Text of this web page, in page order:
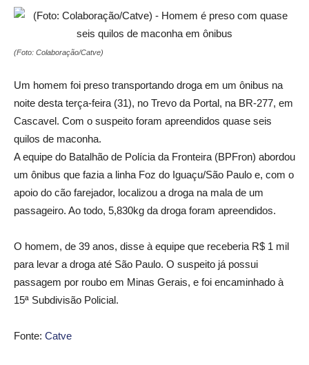
(Foto: Colaboração/Catve)
Um homem foi preso transportando droga em um ônibus na
noite desta terça-feira (31), no Trevo da Portal, na BR-277, em
Cascavel. Com o suspeito foram apreendidos quase seis
quilos de maconha.
A equipe do Batalhão de Polícia da Fronteira (BPFron) abordou
um ônibus que fazia a linha Foz do Iguaçu/São Paulo e, com o
apoio do cão farejador, localizou a droga na mala de um
passageiro. Ao todo, 5,830kg da droga foram apreendidos.
O homem, de 39 anos, disse à equipe que receberia R$ 1 mil
para levar a droga até São Paulo. O suspeito já possui
passagem por roubo em Minas Gerais, e foi encaminhado à
15ª Subdivisão Policial.
Fonte: Catve